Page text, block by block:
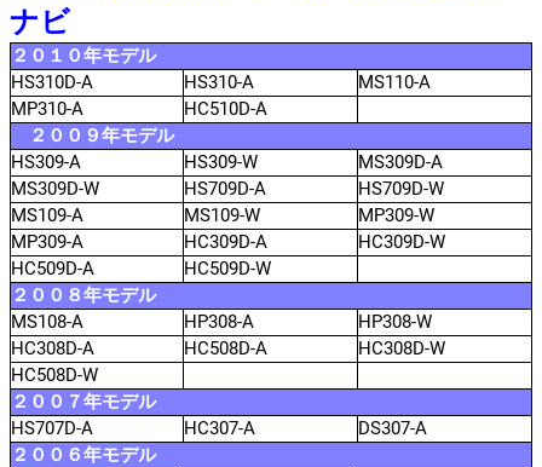
ナビ
２０１０年モデル
HS310D-A
HS310-A
MS110-A
MP310-A
HC510D-A
２００９年モデル
HS309-A
HS309-W
MS309D-A
MS309D-W
HS709D-A
HS709D-W
MS109-A
MS109-W
MP309-W
MP309-A
HC309D-A
HC309D-W
HC509D-A
HC509D-W
２００８年モデル
MS108-A
HP308-A
HP308-W
HC308D-A
HC508D-A
HC308D-W
HC508D-W
２００７年モデル
HS707D-A
HC307-A
DS307-A
２００６年モデル